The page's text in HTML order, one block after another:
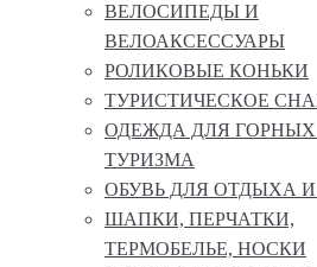
ВЕЛОСИПЕДЫ И
ВЕЛОАКСЕССУАРЫ
РОЛИКОВЫЕ КОНЬКИ
ТУРИСТИЧЕСКОЕ
ОДЕЖДА ДЛЯ
ТУРИЗМА
ОБУВЬ ДЛЯ ОТДЫХА
ШАПКИ, ПЕРЧАТКИ,
ТЕРМОБЕЛЬЕ, НОСКИ